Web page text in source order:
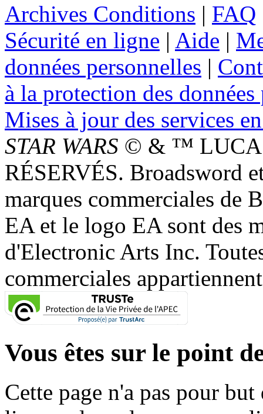
Archives Conditions | FAQ
Sécurité en ligne | Aide |
données personnelles |
à la protection des
Mises à jour des services
STAR WARS © & ™
RÉSERVÉS. Broadsword
marques commerciales de
EA et le logo EA sont des
d'Electronic Arts Inc.
commerciales
Vous êtes sur le point
Cette page n'a pas pour